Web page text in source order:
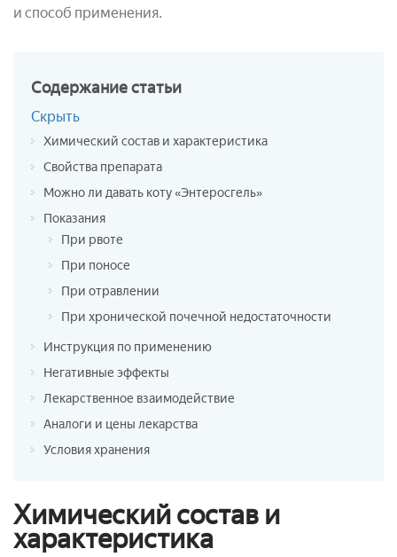
и способ применения.
Содержаниестатьи
Скрыть
Химический состав и характеристика
Свойства препарата
Можно ли давать коту «Энтеросгель»
Показания
При рвоте
При поносе
При отравлении
При хронической почечной недостаточности
Инструкция по применению
Негативные эффекты
Лекарственное взаимодействие
Аналоги и цены лекарства
Условия хранения
Химический состав и
характеристика